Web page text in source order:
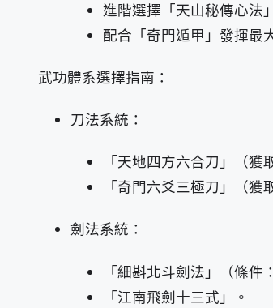
進階選擇「天山秘傳心法
配合「奇門遁甲」發揮最
武功體系選擇指南：
刀法系統：
「天地四方六合刀」（獲
「奇門六爻三極刀」（獲
劍法系統：
「細斟北斗劍法」（條
「江南飛劍十三式」。